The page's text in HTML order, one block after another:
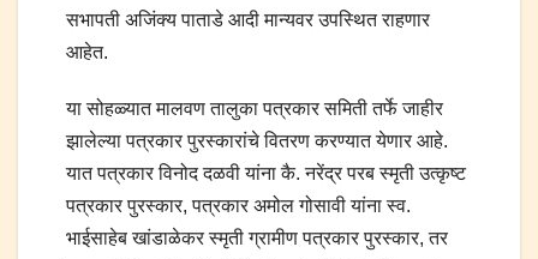
सभापती अजिंक्य पाताडे आदी मान्यवर उपस्थित राहणार
आहेत.
या सोहळ्यात मालवण तालुका पत्रकार समिती तर्फे जाहीर
झालेल्या पत्रकार पुरस्कारांचे वितरण करण्यात येणार आहे.
यात पत्रकार विनोद दळवी यांना कै. नरेंद्र परब स्मृती उत्कृष्ट
पत्रकार पुरस्कार, पत्रकार अमोल गोसावी यांना स्व.
भाईसाहेब खांडाळेकर स्मृती ग्रामीण पत्रकार पुरस्कार, तर